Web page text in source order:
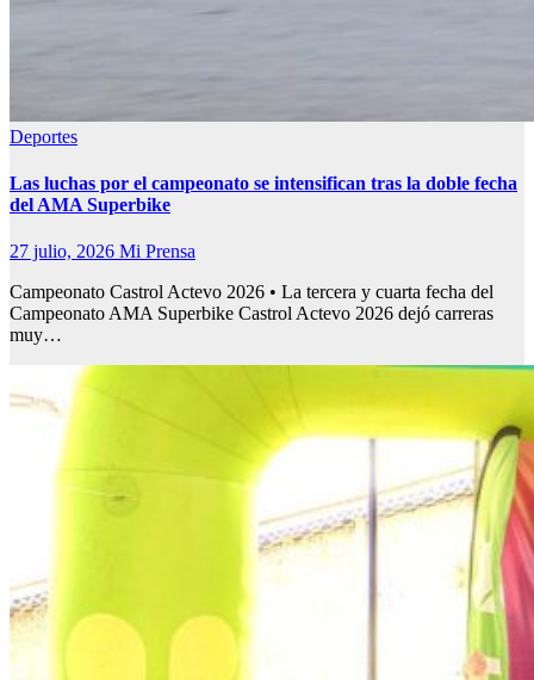
Deportes
Las luchas por el campeonato se intensifican tras la doble fecha
del AMA Superbike
27 julio, 2026 Mi Prensa
Campeonato Castrol Actevo 2026 • La tercera y cuarta fecha del
Campeonato AMA Superbike Castrol Actevo 2026 dejó carreras
muy…